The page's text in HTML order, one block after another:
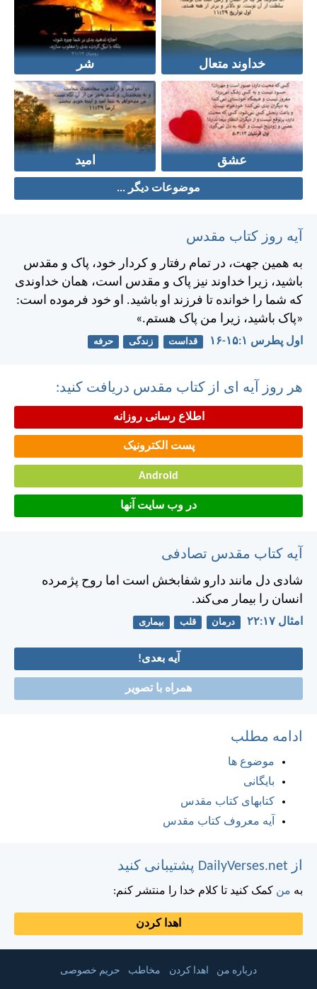
خداوند متعال شر
عشق امید
موضوعات دیگر ...
آیه روز کتاب مقدس
به همين جهت، در تمام رفتار و كردار خود، پاک و مقدس
باشيد، زيرا خداوند نيز پاک و مقدس است، همان خداوندی
كه شما را خوانده تا فرزند او باشيد. او خود فرموده است:
«پاک باشيد، زيرا من پاک هستم.»
اول پطرس ۱:‏۱۵-‏۱۶ قداست زندگی حرفه
هر روز آیه ای از کتاب مقدس دریافت کنید:
اطلاع رسانی روزانه
پست الکترونیک
Android
در وب سایت آنها
آیه کتاب مقدس تصادفی
شادی دل مانند دارو شفابخش است اما روح پژمرده
انسان را بيمار می‌كند.
امثال ۱۷:‏۲۲ درمان قلب بیماری
آیه بعدی!
همراه با تصویر
ادامه مطلب
موضوع ها
بایگانی
کتابهای کتاب مقدس
آیه معروف کتاب مقدس
از DailyVerses.net پشتیبانی کنید
به من کمک کنید تا کلام خدا را منتشر کنم:
اهدا کردن
درباره من اهدا کردن مخاطب حریم خصوصی